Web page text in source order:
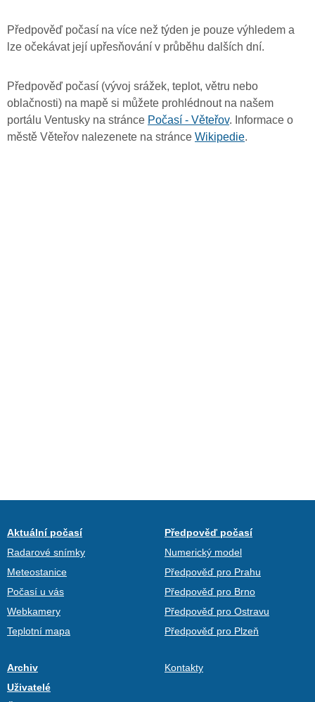
Předpověď počasí na více než týden je pouze výhledem a
lze očekávat její upřesňování v průběhu dalších dní.
Předpověď počasí (vývoj srážek, teplot, větru nebo
oblačnosti) na mapě si můžete prohlédnout na našem
portálu Ventusky na stránce Počasí - Věteřov. Informace o
městě Věteřov nalezenete na stránce Wikipedie.
Aktuální počasí
Radarové snímky
Meteostanice
Počasí u vás
Webkamery
Teplotní mapa
Předpověď počasí
Numerický model
Předpověď pro Prahu
Předpověď pro Brno
Předpověď pro Ostravu
Předpověď pro Plzeň
Archiv
Uživatelé
Kontakty